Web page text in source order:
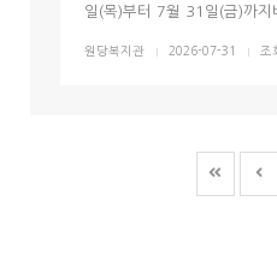
일(목)부터 7월 31일(금)까지
원한 여름을 선물했습니다. “
원당복지관 2026-07-31 조